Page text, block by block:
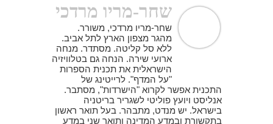
שחר-מריו מרדכי
שחר-מריו מרדכי, משורר.
מהגר מצפון הארץ לתל אביב.
ללא סל קליטה. מסתדר. מנחה
ארועי שירה. הנחה גם בטלוויזיה
הישראלית את תכנית הספרות
"על המדף". לרייטינג של
התכנית אפשר לקרוא "הישרדות", מסתבר.
אנליסט ויועץ פוליטי לשגריר בריטניה
בישראל. יש מנדט, מתבהר. בעל תואר ראשון
בתקשורת ובמדע המדינה ותואר שני במדע